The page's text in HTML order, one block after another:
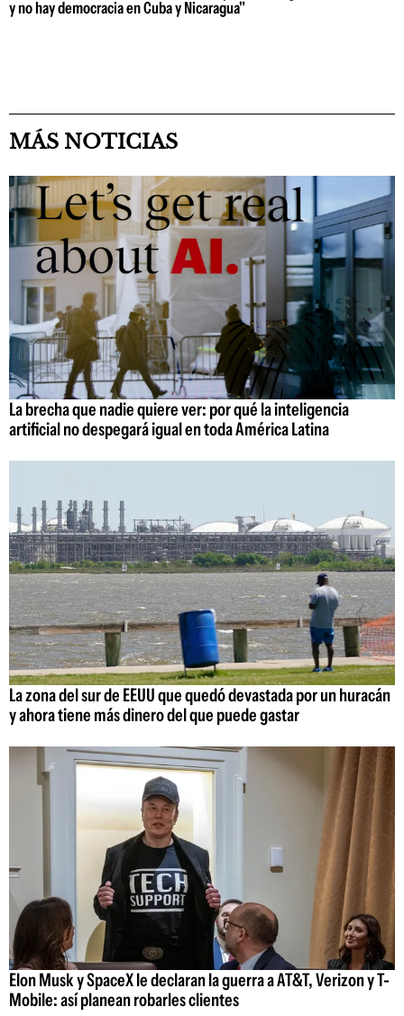
y no hay democracia en Cuba y Nicaragua"
MÁS NOTICIAS
La brecha que nadie quiere ver: por qué la inteligencia
artificial no despegará igual en toda América Latina
La zona del sur de EEUU que quedó devastada por un huracán
y ahora tiene más dinero del que puede gastar
Elon Musk y SpaceX le declaran la guerra a AT&T, Verizon y T-
Mobile: así planean robarles clientes